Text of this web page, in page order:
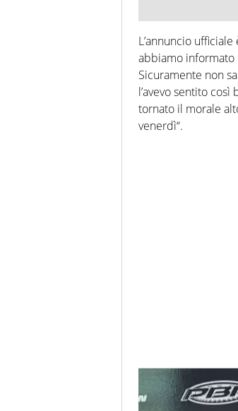
L’annuncio
abbiamo informato
Sicuramente non
l’avevo sentito
tornato il morale
venerdì“.